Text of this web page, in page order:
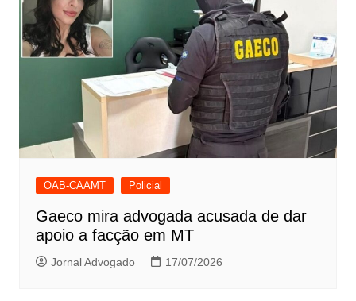
OAB-CAAMT Policial
Gaeco mira advogada acusada de dar
apoio a facção em MT
Jornal Advogado 17/07/2026